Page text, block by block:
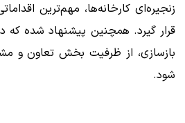
زنجیره‌ای کارخانه‌ها، مهم‌ترین
قرار گیرد. همچنین پیشنهاد شده که
بازسازی، از ظرفیت بخش تعاون و
شود.